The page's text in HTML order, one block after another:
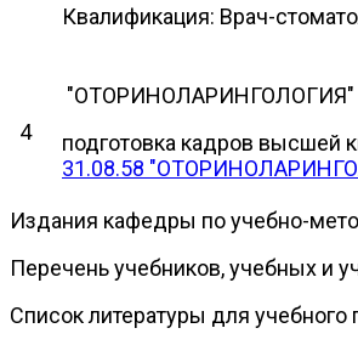
Квалификация: Врач-
4
"ОТОРИНОЛАРИНГОЛОГИЯ"
подготовка кадров высшей
31.08.58
Издания кафедры по учебно-
Перечень учебников, учебных и
Список литературы для учебного